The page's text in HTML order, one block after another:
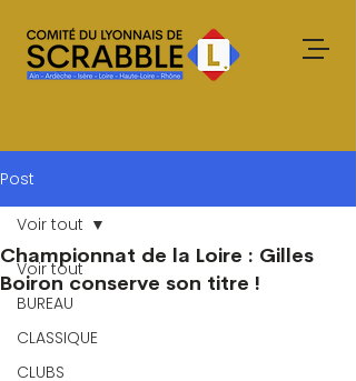
Post
Voir tout
BUREAU
CLASSIQUE
CLUBS
Voir tout
Championnat de la Loire : Gilles
Boiron conserve son titre !